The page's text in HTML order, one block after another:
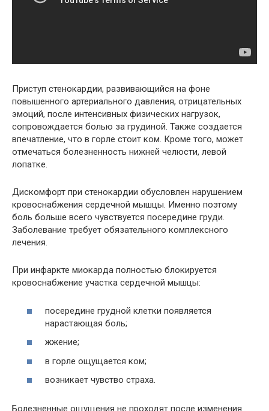
Приступ стенокардии, развивающийся на фоне
повышенного артериального давления, отрицательных
эмоций, после интенсивных физических нагрузок,
сопровождается болью за грудиной. Также создается
впечатление, что в горле стоит ком. Кроме того, может
отмечаться болезненность нижней челюсти, левой
лопатке.
Дискомфорт при стенокардии обусловлен нарушением
кровоснабжения сердечной мышцы. Именно поэтому
боль больше всего чувствуется посередине груди.
Заболевание требует обязательного комплексного
лечения.
При инфаркте миокарда полностью блокируется
кровоснабжение участка сердечной мышцы:
посередине грудной клетки появляется
нарастающая боль;
жжение;
в горле ощущается ком;
возникает чувство страха.
Болезненные ощущения не проходят после изменения